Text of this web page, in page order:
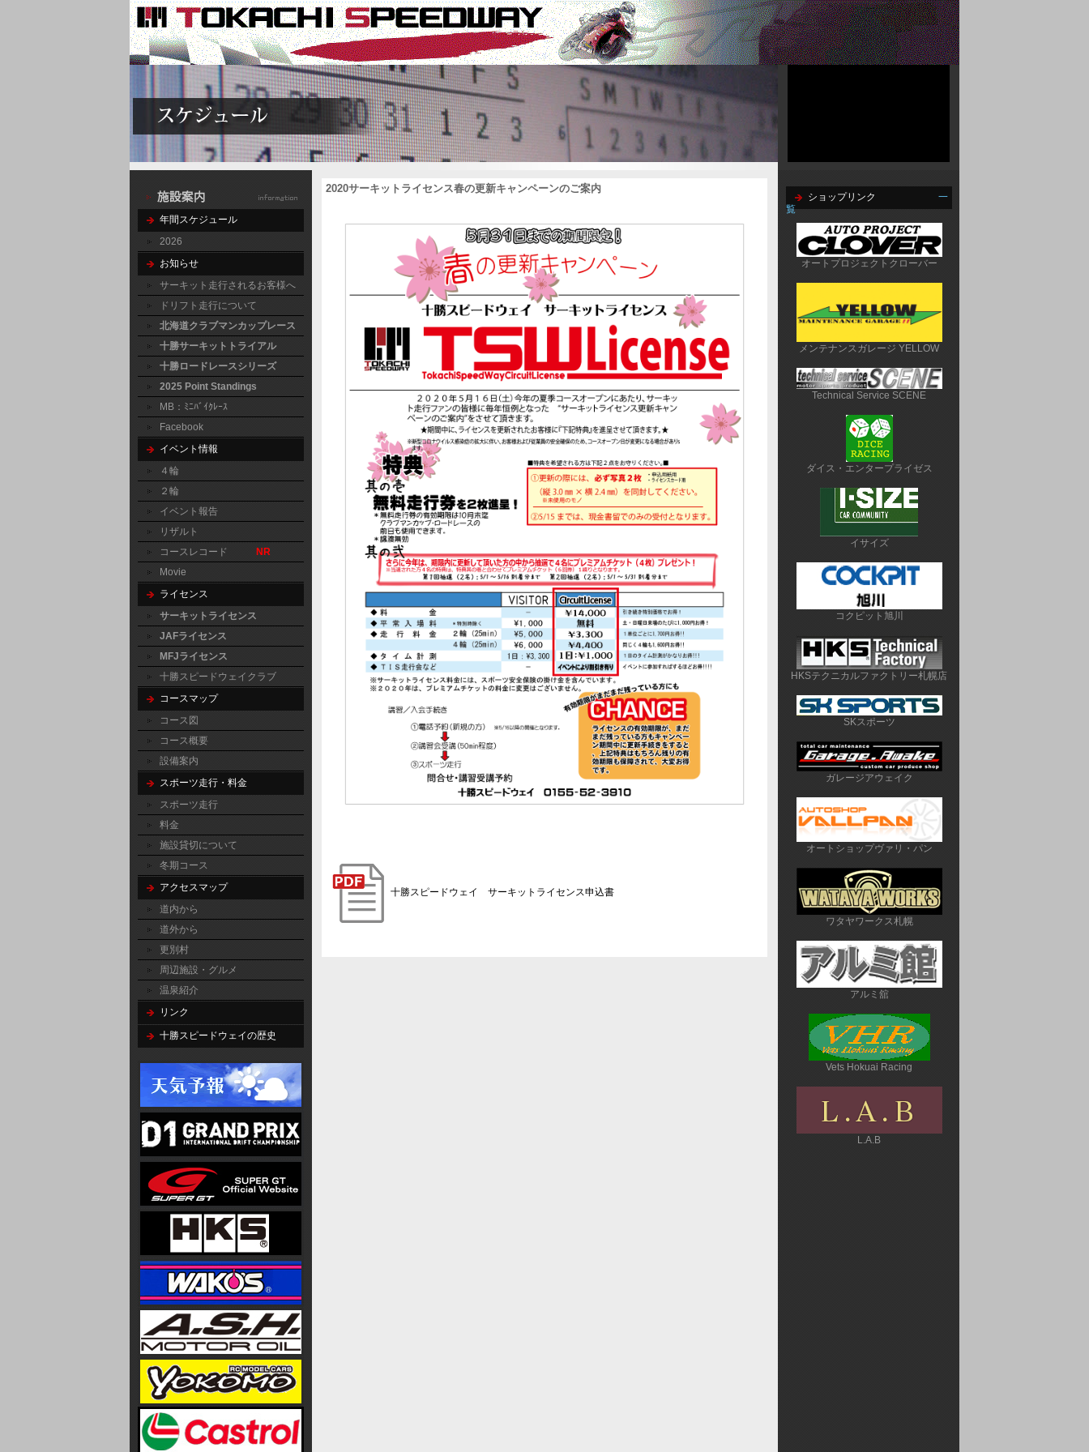
年間スケジュール
2026
お知らせ
サーキット走行されるお客様へ
ドリフト走行について
北海道クラブマンカップレース
十勝サーキットトライアル
十勝ロードレースシリーズ
2025 Point Standings
MB：ﾐﾆﾊﾞｲｸﾚｰｽ
Facebook
イベント情報
４輪
２輪
イベント報告
リザルト
コースレコード
NR
Movie
ライセンス
サーキットライセンス
JAFライセンス
MFJライセンス
十勝スピードウェイクラブ
コースマップ
コース図
コース概要
設備案内
スポーツ走行・料金
スポーツ走行
料金
施設貸切について
冬期コース
アクセスマップ
道内から
道外から
更別村
周辺施設・グルメ
温泉紹介
リンク
十勝スピードウェイの歴史
2020サーキットライセンス春の更新キャンペーンのご案内
十勝スピードウェイ サーキットライセンス申込書
ショップリンク
一
覧
オートプロジェクトクローバー
メンテナンスガレージ YELLOW
Technical Service SCENE
ダイス・エンタープライゼス
イサイズ
コクピット旭川
HKSテクニカルファクトリー札幌店
SKスポーツ
ガレージアウェイク
オートショップヴァリ・パン
ワタヤワークス札幌
アルミ舘
Vets Hokuai Racing
L.A.B